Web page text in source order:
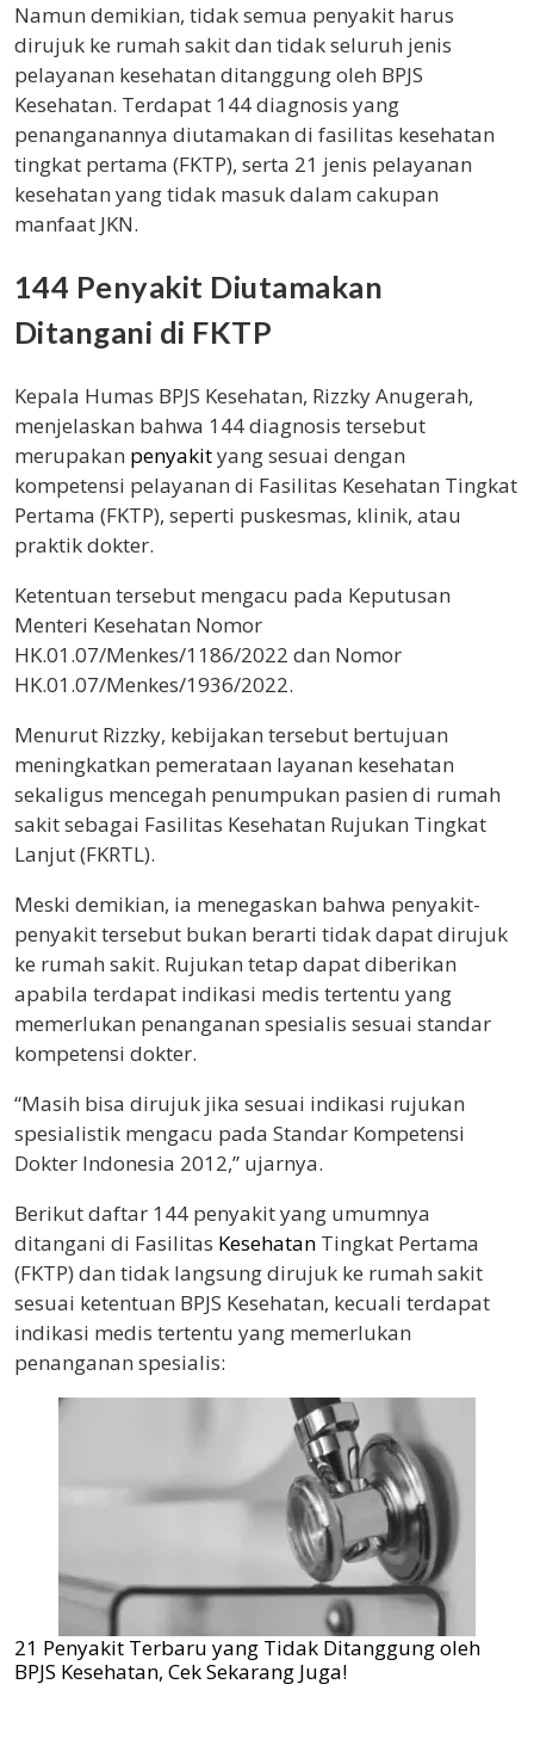
Namun demikian, tidak semua penyakit harus
dirujuk ke rumah sakit dan tidak seluruh jenis
pelayanan kesehatan ditanggung oleh BPJS
Kesehatan. Terdapat 144 diagnosis yang
penanganannya diutamakan di fasilitas kesehatan
tingkat pertama (FKTP), serta 21 jenis pelayanan
kesehatan yang tidak masuk dalam cakupan
manfaat JKN.
144 Penyakit Diutamakan
Ditangani di FKTP
Kepala Humas BPJS Kesehatan, Rizzky Anugerah,
menjelaskan bahwa 144 diagnosis tersebut
merupakan penyakityang sesuai dengan
kompetensi pelayanan di Fasilitas Kesehatan Tingkat
Pertama (FKTP), seperti puskesmas, klinik, atau
praktik dokter.
Ketentuan tersebut mengacu pada Keputusan
Menteri Kesehatan Nomor
HK.01.07/Menkes/1186/2022 dan Nomor
HK.01.07/Menkes/1936/2022.
Menurut Rizzky, kebijakan tersebut bertujuan
meningkatkan pemerataan layanan kesehatan
sekaligus mencegah penumpukan pasien di rumah
sakit sebagai Fasilitas Kesehatan Rujukan Tingkat
Lanjut (FKRTL).
Meski demikian, ia menegaskan bahwa penyakit-
penyakit tersebut bukan berarti tidak dapat dirujuk
ke rumah sakit. Rujukan tetap dapat diberikan
apabila terdapat indikasi medis tertentu yang
memerlukan penanganan spesialis sesuai standar
kompetensi dokter.
“Masih bisa dirujuk jika sesuai indikasi rujukan
spesialistik mengacu pada Standar Kompetensi
Dokter Indonesia 2012,” ujarnya.
Berikut daftar 144 penyakit yang umumnya
ditangani di Fasilitas Kesehatan Tingkat Pertama
(FKTP) dan tidak langsung dirujuk ke rumah sakit
sesuai ketentuan BPJS Kesehatan, kecuali terdapat
indikasi medis tertentu yang memerlukan
penanganan spesialis:
21 Penyakit Terbaru yang Tidak Ditanggung oleh
BPJS Kesehatan, Cek Sekarang Juga!